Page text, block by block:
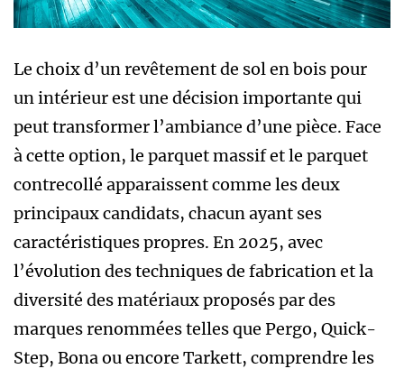
Le choix d’un revêtement de sol en bois pour
un intérieur est une décision importante qui
peut transformer l’ambiance d’une pièce. Face
à cette option, le parquet massif et le parquet
contrecollé apparaissent comme les deux
principaux candidats, chacun ayant ses
caractéristiques propres. En 2025, avec
l’évolution des techniques de fabrication et la
diversité des matériaux proposés par des
marques renommées telles que Pergo, Quick-
Step, Bona ou encore Tarkett, comprendre les